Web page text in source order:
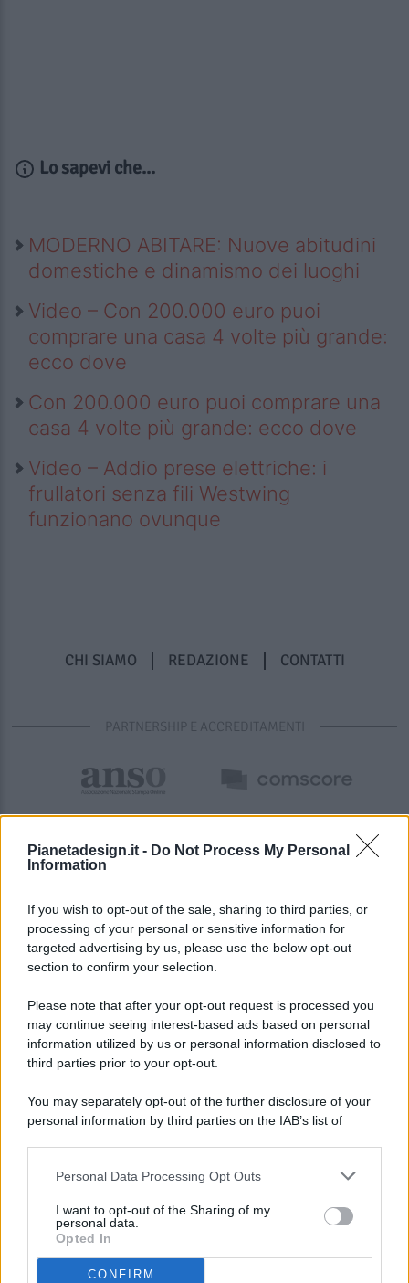
Pianetadesign.it - Do Not Process My Personal
Information
If you wish to opt-out of the sale, sharing to third parties, or
processing of your personal or sensitive information for
targeted advertising by us, please use the below opt-out
section to confirm your selection.
Please note that after your opt-out request is processed you
may continue seeing interest-based ads based on personal
information utilized by us or personal information disclosed to
third parties prior to your opt-out.
You may separately opt-out of the further disclosure of your
personal information by third parties on the IAB’s list of
This information may also be disclosed by us to third parties
disclose it to other third parties.
Personal Data Processing Opt Outs
I want to opt-out of the Sharing of my
personal data.
Opted In
CONFIRM
Lo sapevi che...
MODERNO ABITARE: Nuove abitudini
domestiche e dinamismo dei luoghi
Video – Con 200.000 euro puoi
comprare una casa 4 volte più grande:
ecco dove
Con 200.000 euro puoi comprare una
casa 4 volte più grande: ecco dove
Video – Addio prese elettriche: i
frullatori senza fili Westwing
funzionano ovunque
CHI SIAMO REDAZIONE CONTATTI
PARTNERSHIP E ACCREDITAMENTI
© 2026 - Pianeta Design - P.IVA 04827280654 - Testata
Registrata Al Tribunale Di Nocera Inferiore N. 8/2020 - RG N.
ISCRIZIONE AL ROC N. 35792 – ISCRITTA ALL’ANSO
(ASSOCIAZIONE NAZIONALE STAMPA ONLINE)
PREFERENZE PRIVACY